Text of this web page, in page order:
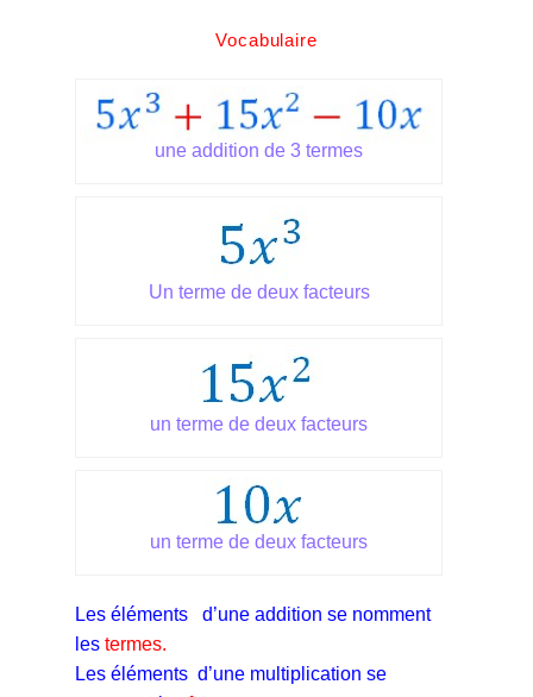
Vocabulaire
une addition de 3 termes
Un terme de deux facteurs
un terme de deux facteurs
un terme de deux facteurs
Les éléments d’une addition se nomment
les termes.
Les éléments d’une multiplication se